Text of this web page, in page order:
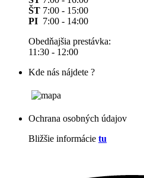
ŠT 7:00 - 15:00
PI 7:00 - 14:00
Obedňajšia prestávka:
11:30 - 12:00
Kde nás nájdete ?
Ochrana osobných údajov
Bližšie informácie tu